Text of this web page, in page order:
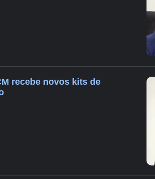
recebe novos kits de